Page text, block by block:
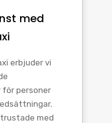
med
erbjuder vi
personer
med